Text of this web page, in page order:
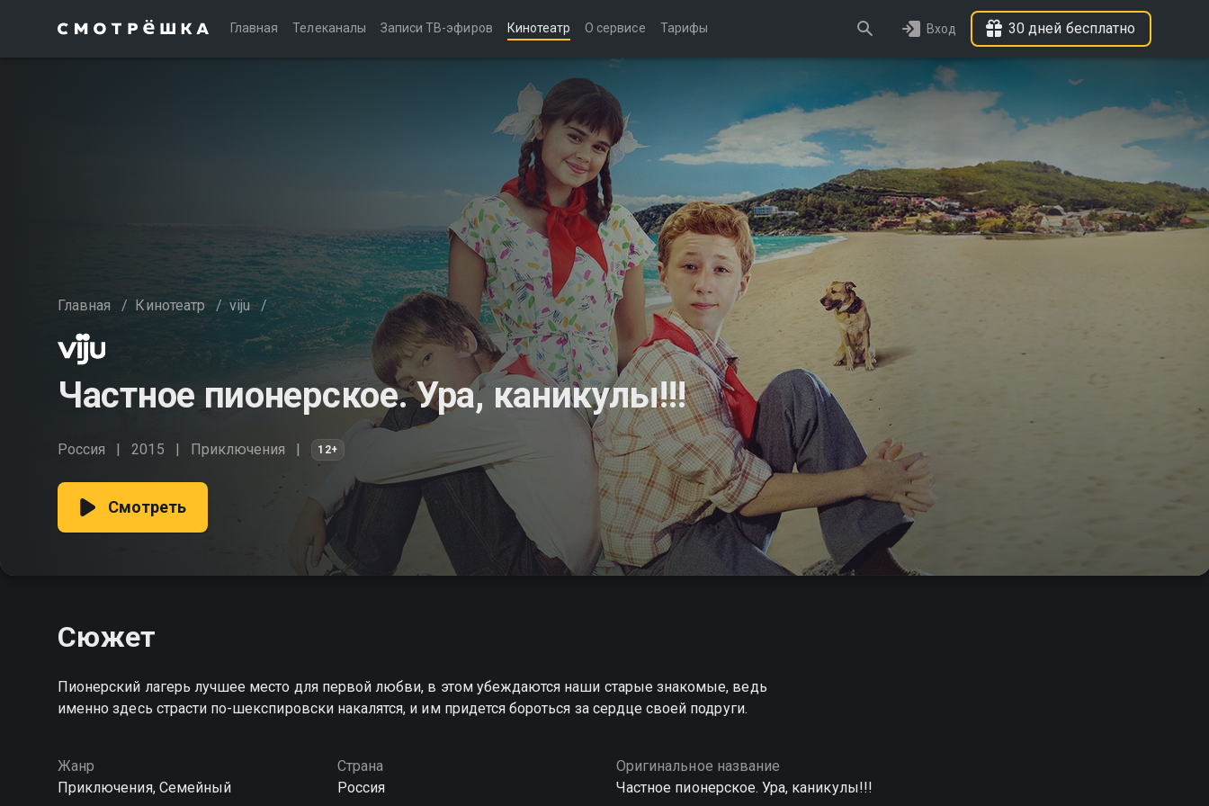
Главная Телеканалы Записи ТВ-эфиров Кинотеатр О сервисе Тарифы Вход 30 дней бесплатно
Главная / Кинотеатр / viju /
Частное пионерское. Ура, каникулы!!!
Россия 2015 Приключения 12+
Смотреть
Сюжет
Пионерский лагерь лучшее место для первой любви, в этом убеждаются наши старые знакомые, ведь
именно здесь страсти по-шекспировски накалятся, и им придется бороться за сердце своей подруги.
Жанр
Приключения, Семейный
Страна
Россия
Оригинальное название
Частное пионерское. Ура, каникулы!!!